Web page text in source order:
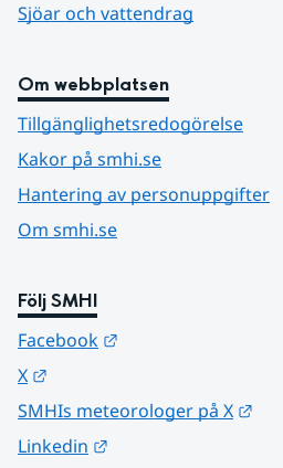
Sjöar och vattendrag
Om webbplatsen
Tillgänglighetsredogörelse
Kakor på smhi.se
Hantering av personuppgifter
Om smhi.se
Följ SMHI
Facebook
X
SMHIs meteorologer på X
Linkedin